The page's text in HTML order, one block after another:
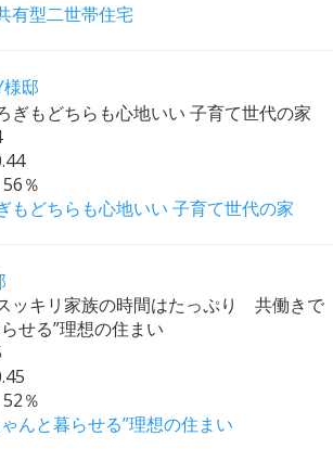
有型二世帯住宅
邸
56％
もどちらも心地いい 子育て世代の家
52％
んと暮らせる”理想の住まい